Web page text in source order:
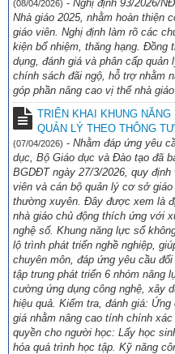
SGK KẾT NỐI TRI THỨC VỚI
(06/05/2026)
(08/04/2026) - Nghị định 93/2026/
Nhà giáo 2025, nhằm hoàn thiện
giáo viên. Nghị định làm rõ các
kiện bổ nhiệm, thăng hạng. Đồng
dụng, đánh giá và phân cấp
chính sách đãi ngộ, hỗ trợ nhằm
góp phần nâng cao vị thế nhà
TRIỂN KHAI KHUNG
QUẢN LÝ THEO THÔNG
(07/04/2026) - Nhằm đáp ứng yêu
dục, Bộ Giáo dục và Đào tạo đã
BGDĐT ngày 27/3/2026, quy
viên và cán bộ quản lý cơ sở
thường xuyên. Đây được xem là
nhà giáo chủ động thích ứng với
nghệ số. Khung năng lực số
lộ trình phát triển nghề nghiệp,
chuyên môn, đáp ứng yêu cầu
tập trung phát triển 6 nhóm năng
cường ứng dụng công nghệ, xây
hiệu quả. Kiểm tra, đánh giá:
giá nhằm nâng cao tính chính
quyền cho người học: Lấy học
hóa quá trình học tập. Kỹ năng